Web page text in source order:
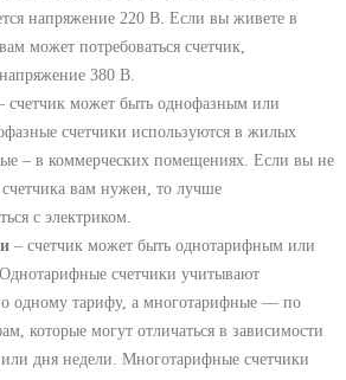
напряжение 220 В. Если вы живете в
может потребоваться счетчик,
380 В.
счетчик может быть однофазным или
счетчики используются в жилых
‒ в коммерческих помещениях. Если вы не
счетчика вам нужен, то лучше
с электриком.
‒ счетчик может быть однотарифным или
счетчики учитывают
одному тарифу, а многотарифные ― по
которые могут отличаться в зависимости
дня недели. Многотарифные счетчики